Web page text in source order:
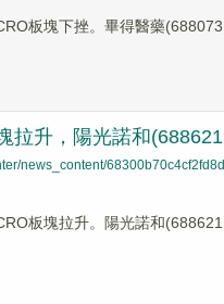
板塊下挫。畢得醫藥
拉升，陽光諾和
news_content/
板塊拉升。陽光諾和